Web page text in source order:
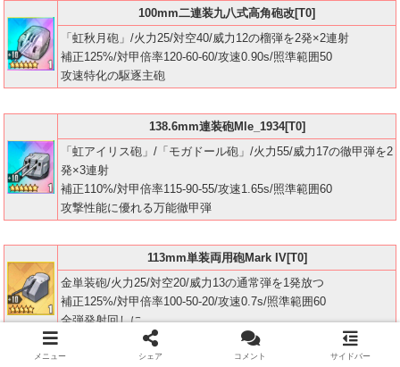
100mm二連装九八式高角砲改[T0]
「虹秋月砲」/火力25/対空40/威力12の榴弾を2発×2連射
補正125%/対甲倍率120-60-60/攻速0.90s/照準範囲50
攻速特化の駆逐主砲
138.6mm連装砲Mle_1934[T0]
「虹アイリス砲」/「モガドール砲」/火力55/威力17の徹甲弾を2
発×3連射
補正110%/対甲倍率115-90-55/攻速1.65s/照準範囲60
攻撃性能に優れる万能徹甲弾
113mm単装両用砲Mark IV[T0]
金単装砲/火力25/対空20/威力13の通常弾を1発放つ
補正125%/対甲倍率100-50-20/攻速0.7s/照準範囲60
全弾発射回しに
メニュー シェア コメント サイドバー